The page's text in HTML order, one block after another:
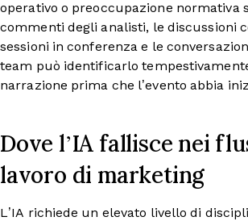
operativo o preoccupazione normativa
commenti degli analisti, le discussioni
sessioni in conferenza e le
team può identificarlo
narrazione prima che l’evento abbia
Dove l’IA fallisce nei
lavoro di marketing
L’IA richiede un elevato livello di